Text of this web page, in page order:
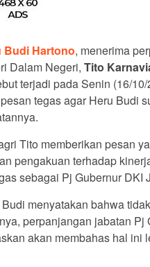
Budi Hartono, menerima
Dalam Negeri, Tito
terjadi pada Senin (16/
tegas agar Heru Budi
Tito memberikan pesan
pengakuan terhadap
sebagai Pj Gubernur DKI
menyatakan bahwa
perpanjangan jabatan Pj
akan membahas hal ini